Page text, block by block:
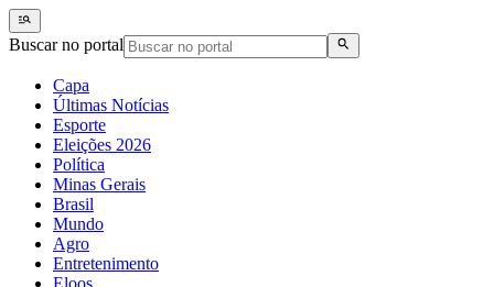
Buscar no portal
Capa
Últimas Notícias
Esporte
Eleições 2026
Política
Minas Gerais
Brasil
Mundo
Agro
Entretenimento
Eloos